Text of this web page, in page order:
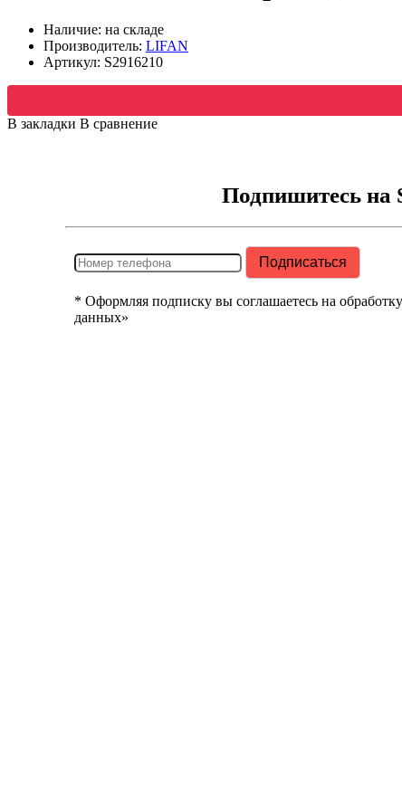
Наличие: на складе
Производитель: LIFAN
Артикул: S2916210
В закладки В сравнение
Подпишитесь на
* Оформляя подписку вы соглашаетесь на
данных»